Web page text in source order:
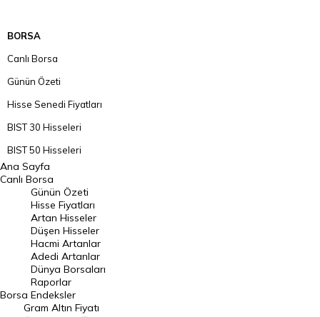
BORSA
Canlı Borsa
Günün Özeti
Hisse Senedi Fiyatları
BIST 30 Hisseleri
BIST 50 Hisseleri
BIST 100 Hisseleri
En Çok Artan Hisseler
En Çok Düşen Hisseler
Hacmi Artanlar
Geçmiş Kapanışlar
Dünya Borsaları
Raporlar
Ana Sayfa
Canlı Borsa
Borsa
Günün Özeti
Hisse Fiyatları
Artan Hisseler
Düşen Hisseler
Hacmi Artanlar
Adedi Artanlar
Dünya Borsaları
Raporlar
Endeksler
Gram Altın Fiyatı